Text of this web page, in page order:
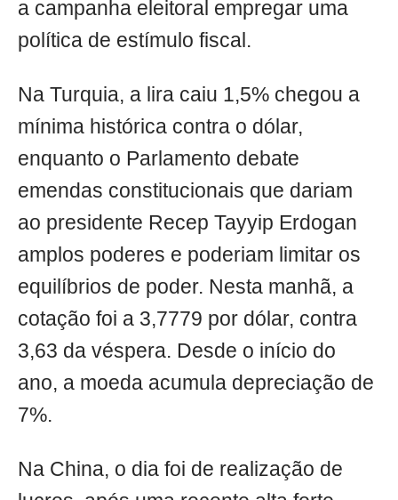
a campanha eleitoral empregar uma
política de estímulo fiscal.
Na Turquia, a lira caiu 1,5% chegou a
mínima histórica contra o dólar,
enquanto o Parlamento debate
emendas constitucionais que dariam
ao presidente Recep Tayyip Erdogan
amplos poderes e poderiam limitar os
equilíbrios de poder. Nesta manhã, a
cotação foi a 3,7779 por dólar, contra
3,63 da véspera. Desde o início do
ano, a moeda acumula depreciação de
7%.
Na China, o dia foi de realização de